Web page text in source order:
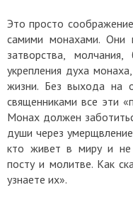
Это просто
самими монахами. Они
затворства,
укрепления духа
жизни. Без выхода на
священниками все эти
Монах должен
души через
кто живет в миру и не
посту и молитве. Как
узнаете их».